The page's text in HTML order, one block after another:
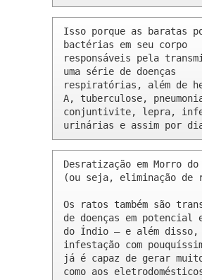
Isso porque as baratas
bactérias em seu corpo
responsáveis pela
uma série de doenças
respiratórias, além de
A, tuberculose,
conjuntivite, lepra,
urinárias e assim por
Desratização em Morro
(ou seja, eliminação de
Os ratos também são
de doenças em potencial
do Índio – e além disso,
infestação com
já é capaz de gerar
como aos